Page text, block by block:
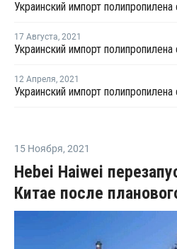
17 Августа, 2021
12 Апреля, 2021
15 Ноября, 2021
Hebei Haiwei
Китае после